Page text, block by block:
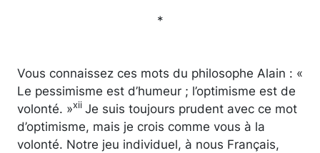
*
Vous connaissez ces mots du philosophe Alain : «
Le pessimisme est d’humeur ; l’optimisme est de
volonté. »xii Je suis toujours prudent avec ce mot
d’optimisme, mais je crois comme vous à la
volonté. Notre jeu individuel, à nous Français,